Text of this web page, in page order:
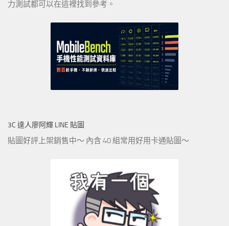
力測試都可以在這裡找到參考。
3C 達人廖阿輝 LINE 貼圖
貼圖好評上架銷售中～ 內含 40 組常用好用卡通貼圖～